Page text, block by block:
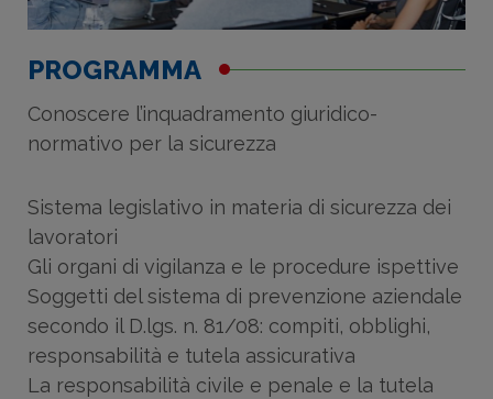
PROGRAMMA
Conoscere l’inquadramento giuridico-
normativo per la sicurezza
Sistema legislativo in materia di sicurezza dei
lavoratori
Gli organi di vigilanza e le procedure ispettive
Soggetti del sistema di prevenzione aziendale
secondo il D.lgs. n. 81/08: compiti, obblighi,
responsabilità e tutela assicurativa
La responsabilità civile e penale e la tutela